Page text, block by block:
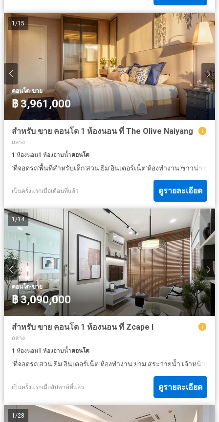
1 /15
คอนโด·ขาย
฿ 3,961,000
สำหรับ ขาย คอนโด 1 ห้องนอน ที่ The Olive Naiyang
ถลาง
1 ห้องนอน1 ห้องอาบน้ำคอนโด
·ที่จอดรถ·พื้นที่สำหรับเด็ก·สวน·ยิม·อินเตอร์เน็ต·ห้องทำงาน·ซาวน่า·ยาม
เป็นครั่งแรกเมื่อเดือนที่แล้ว ดูรายละเอียด
1 /14
คอนโด·ขาย
฿ 3,090,000
สำหรับ ขาย คอนโด 1 ห้องนอน ที่ Zcape I
ถลาง
1 ห้องนอน1 ห้องอาบน้ำคอนโด
·ที่จอดรถ·สวน·ยิม·อินเตอร์เน็ต·ห้องทำงาน·ยาม·สระว่ายน้ำ·เจ้าหน้าที่อ
เป็นครั้งแรกเมื่อสัปดาห์ที่แล้ว ดูรายละเอียด
1 /28